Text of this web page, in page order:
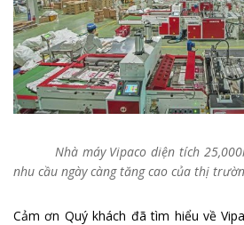
Nhà máy Vipaco diện tích
nhu cầu ngày càng tăng cao của thị
Cảm ơn Quý khách đã tìm hiểu về